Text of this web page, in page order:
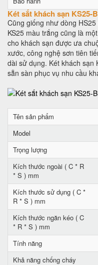
Két sắt khách sạn KS25-
Cũng giống như dòng
KS25 màu trắng cũng là
cho khách sạn được ưa
xước, công nghệ sơn tiên
dài sử dụng. Két khách sạn
sẵn sàn phục vụ nhu cầu
Tên sản phẩm
Model
Trọng lượng
Kích thước ngoài ( C * R
* S ) mm
Kích thước sử dụng ( C *
R * S ) mm
Kích thước ngăn kéo ( C
* R * S ) mm
Tính năng
Khả năng chống cháy